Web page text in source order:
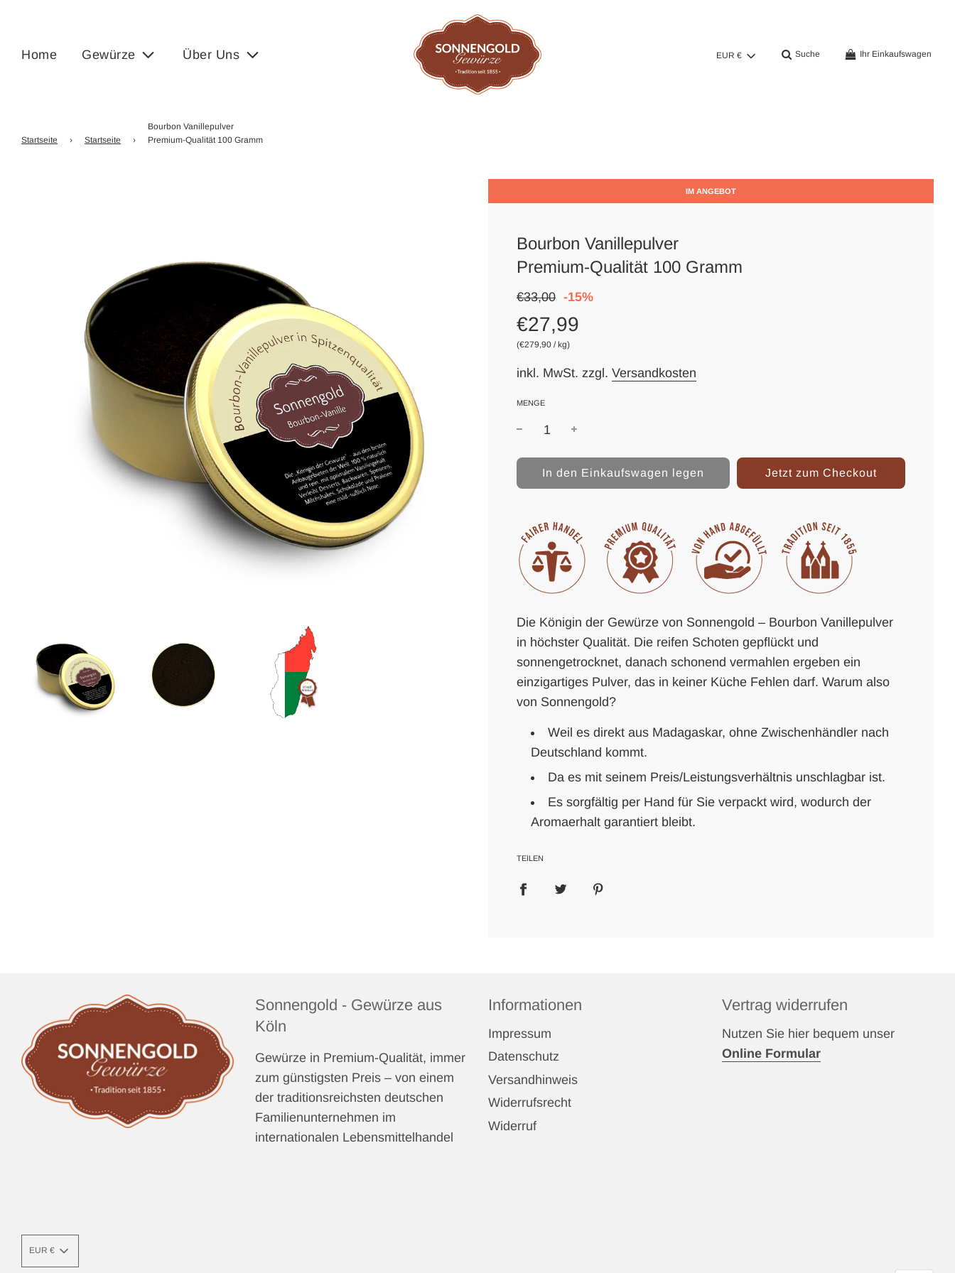
Home Gewürze Über Uns EUR € Suche Ihr Einkaufswagen
Startseite › Startseite ›
Bourbon Vanillepulver
Premium-Qualität 100 Gramm
IM ANGEBOT
Bourbon Vanillepulver
Premium-Qualität 100 Gramm
Sonderpreis
€33,00 -15%Normaler
€27,99
(€279,90 /kg)
inkl. MwSt. zzgl. Versandkosten
MENGE
W
i
g
e
l
d
n
.
.
.
In den Einkaufswagen legen Jetzt zum Checkout
Die Königin der Gewürze von Sonnengold – Bourbon Vanillepulver
in höchster Qualität. Die reifen Schoten gepflückt und
sonnengetrocknet, danach schonend vermahlen ergeben ein
einzigartiges Pulver, das in keiner Küche Fehlen darf. Warum also
von Sonnengold?
Weil es direkt aus Madagaskar, ohne Zwischenhändler nach
Deutschland kommt.
Da es mit seinem Preis/Leistungsverhältnis unschlagbar ist.
Es sorgfältig per Hand für Sie verpackt wird, wodurch der
Aromaerhalt garantiert bleibt.
TEILEN
Sonnengold - Gewürze aus
Köln
Gewürze in Premium-Qualität, immer
zum günstigsten Preis – von einem
der traditionsreichsten deutschen
Familienunternehmen im
internationalen Lebensmittelhandel
Informationen
Impressum
Datenschutz
Versandhinweis
Widerrufsrecht
Widerruf
Vertrag widerrufen
Nutzen Sie hier bequem unser
Online Formular
EUR €